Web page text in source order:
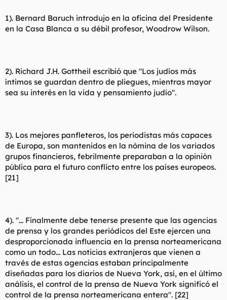
1). Bernard Baruch introdujo en la oficina del Presidente
en la Casa Blanca a su débil profesor, Woodrow Wilson.
2). Richard J.H. Gottheil escribió que "Los judíos más
íntimos se guardan dentro de pliegues, mientras mayor
sea su interés en la vida y pensamiento judío".
3). Los mejores panfleteros, los periodistas más capaces
de Europa, son mantenidos en la nómina de los variados
grupos financieros, febrilmente preparaban a la opinión
pública para el futuro conflicto entre los países europeos.
[21]
4). "... Finalmente debe tenerse presente que las agencias
de prensa y los grandes periódicos del Este ejercen una
desproporcionada influencia en la prensa norteamericana
como un todo... Las noticias extranjeras que vienen a
través de estas agencias estaban principalmente
diseñadas para los diarios de Nueva York, así, en el último
análisis, el control de la prensa de Nueva York significó el
control de la prensa norteamericana entera". [22]